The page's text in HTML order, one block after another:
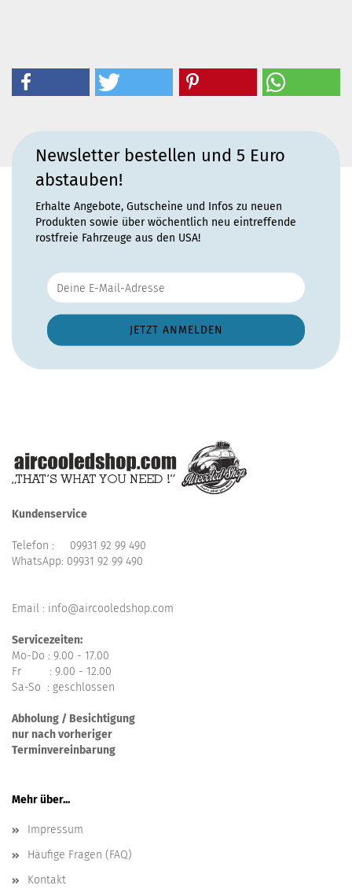
Newsletter bestellen und 5 Euro
abstauben!
Erhalte Angebote, Gutscheine und Infos zu neuen
Produkten sowie über wöchentlich neu eintreffende
rostfreie Fahrzeuge aus den USA!
Kundenservice
Telefon : 09931 92 99 490
WhatsApp: 09931 92 99 490
Email : info@aircooledshop.com
Servicezeiten:
Mo-Do : 9.00 - 17.00
Fr : 9.00 - 12.00
Sa-So : geschlossen
Abholung / Besichtigung
nur nach vorheriger
Terminvereinbarung
Mehr über...
Impressum
Häufige Fragen (FAQ)
Kontakt